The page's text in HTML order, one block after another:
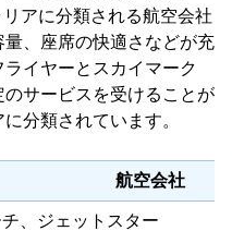
アに分類される航空会社
、座席の快適さなどが充
イヤーとスカイマーク
サービスを受けることが
分類されています。
航空会社
チ、ジェットスター